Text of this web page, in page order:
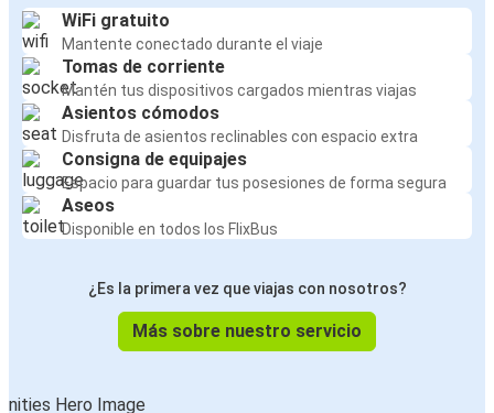
WiFi gratuito
Mantente conectado durante el viaje
Tomas de corriente
Mantén tus dispositivos cargados mientras viajas
Asientos cómodos
Disfruta de asientos reclinables con espacio extra
Consigna de equipajes
Espacio para guardar tus posesiones de forma segura
Aseos
Disponible en todos los FlixBus
¿Es la primera vez que viajas con nosotros?
Más sobre nuestro servicio